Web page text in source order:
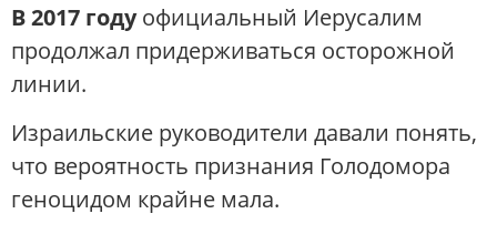
В 2017 годуофициальный Иерусалим
продолжал придерживаться осторожной
линии.
Израильские руководители давали понять,
что вероятность признания Голодомора
геноцидом крайне мала.